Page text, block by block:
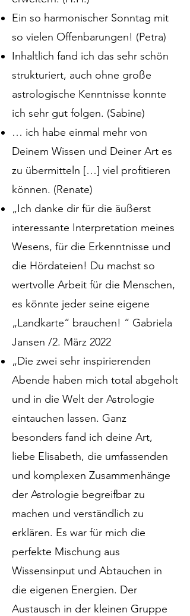
Ein so harmonischer Sonntag mit
so vielen Offenbarungen! (Petra)
Inhaltlich fand ich das sehr schön
strukturiert, auch ohne große
astrologische Kenntnisse konnte
ich sehr gut folgen. (Sabine)
… ich habe einmal mehr von
Deinem Wissen und Deiner Art es
zu übermitteln […] viel profitieren
können. (Renate)
„Ich danke dir für die äußerst
interessante Interpretation meines
Wesens, für die Erkenntnisse und
die Hördateien! Du machst so
wertvolle Arbeit für die Menschen,
es könnte jeder seine eigene
„Landkarte“ brauchen! “ Gabriela
Jansen /2. März 2022
„Die zwei sehr inspirierenden
Abende haben mich total abgeholt
und in die Welt der Astrologie
eintauchen lassen. Ganz
besonders fand ich deine Art,
liebe Elisabeth, die umfassenden
und komplexen Zusammenhänge
der Astrologie begreifbar zu
machen und verständlich zu
erklären. Es war für mich die
perfekte Mischung aus
Wissensinput und Abtauchen in
die eigenen Energien. Der
Austausch in der kleinen Gruppe